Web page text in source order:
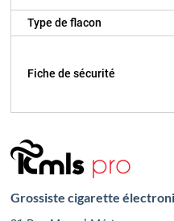
Type de flacon
Fiche de sécurité
Grossiste cigarette